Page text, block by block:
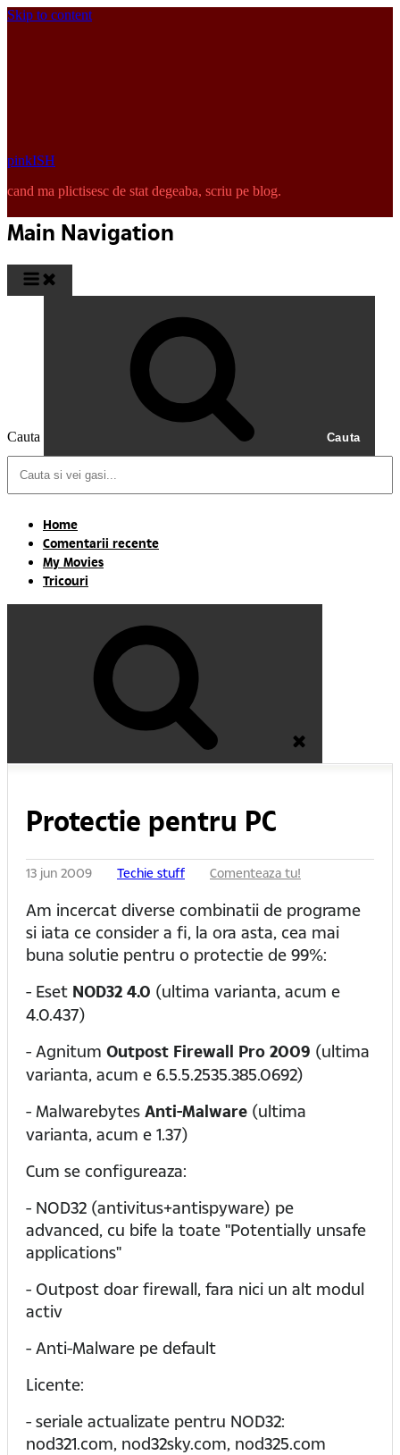
Skip to content
pinkISH
cand ma plictisesc de stat degeaba, scriu pe blog.
Main Navigation
Cauta Cauta
Home
Comentarii recente
My Movies
Tricouri
Protectie pentru PC
13 jun 2009 Techie stuff Comenteaza tu!
Am incercat diverse combinatii de programe
si iata ce consider a fi, la ora asta, cea mai
buna solutie pentru o protectie de 99%:
- Eset NOD32 4.0 (ultima varianta, acum e
4.0.437)
- Agnitum Outpost Firewall Pro 2009 (ultima
varianta, acum e 6.5.5.2535.385.0692)
- Malwarebytes Anti-Malware (ultima
varianta, acum e 1.37)
Cum se configureaza:
- NOD32 (antivitus+antispyware) pe
advanced, cu bife la toate "Potentially unsafe
applications"
- Outpost doar firewall, fara nici un alt modul
activ
- Anti-Malware pe default
Licente:
- seriale actualizate pentru NOD32:
nod321.com, nod32sky.com, nod325.com